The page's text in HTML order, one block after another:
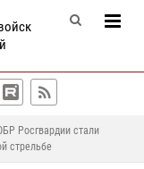
Росгвардии стали
стрельбе